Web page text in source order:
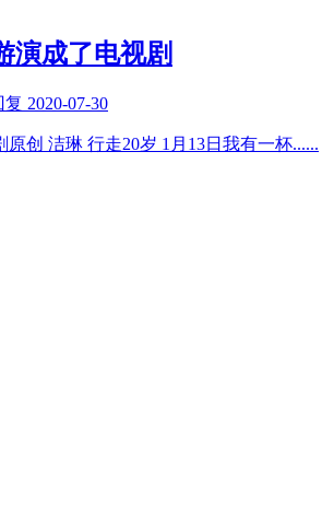
演成了电视剧
复 2020-07-30
创 洁琳 行走20岁 1月13日我有一杯......